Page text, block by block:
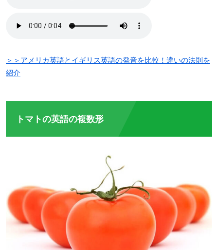
＞＞アメリカ英語とイギリス英語の発音を比較！違いの法則を
紹介
トマトの英語の複数形